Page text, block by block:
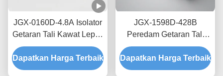
JGX-0160D-4.8A Isolator
Getaran Tali Kawat Lepas
Pantai Laut Bebas
Perawatan Shock Mount
Baja Tahan Karat
Dapatkan Harga Terbaik
JGX-1598D-428B
Peredam Getaran Tali
Kawat Tanpa Creep,
Gesekan Bebas Oli,
Peredam untuk
Dapatkan Harga Terbaik